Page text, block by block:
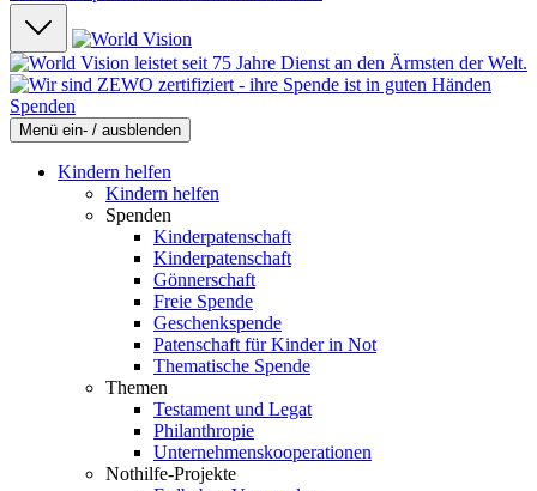
Spenden
Menü ein- / ausblenden
Kindern helfen
Kindern helfen
Spenden
Kinderpatenschaft
Kinderpatenschaft
Gönnerschaft
Freie Spende
Geschenkspende
Patenschaft für Kinder in Not
Thematische Spende
Themen
Testament und Legat
Philanthropie
Unternehmenskooperationen
Nothilfe-Projekte